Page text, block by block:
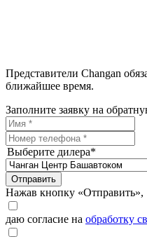
Представители Changan
ближайшее время.
Заполните заявку на
Выберите дилера*
Отправить
Нажав кнопку «Отправить»,
даю согласие на обработку